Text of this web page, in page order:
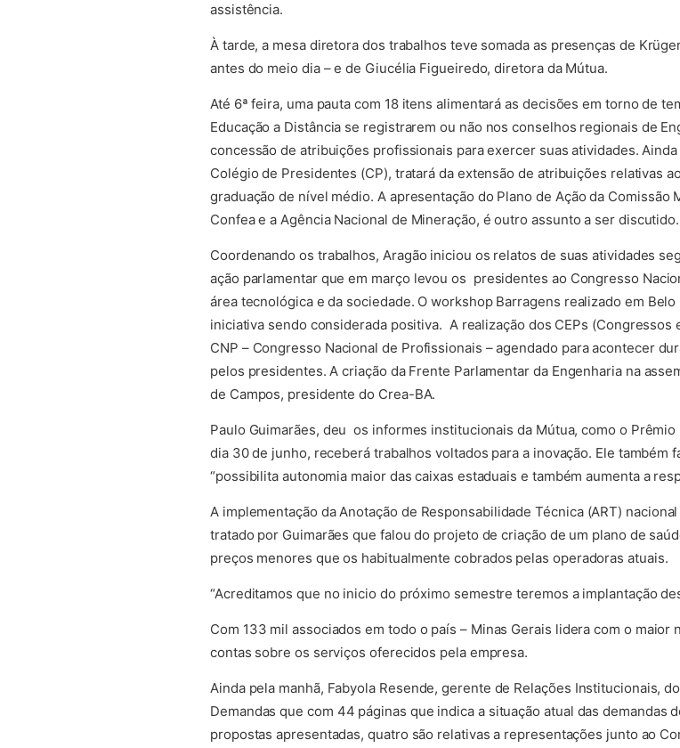
assistência.
À tarde, a mesa diretora dos trabalhos teve somada as presenças de
antes do meio dia – e de Giucélia Figueiredo, diretora da Mútua.
Até 6ª feira, uma pauta com 18 itens alimentará as decisões em torno de
Educação a Distância se registrarem ou não nos conselhos regionais de
concessão de atribuições profissionais para exercer suas atividades.
Colégio de Presidentes (CP), tratará da extensão de atribuições relativas
graduação de nível médio. A apresentação do Plano de Ação da
Confea e a Agência Nacional de Mineração, é outro assunto a ser discutido.
Coordenando os trabalhos, Aragão iniciou os relatos de suas atividades
ação parlamentar que em março levou os presidentes ao Congresso
área tecnológica e da sociedade. O workshop Barragens realizado em
iniciativa sendo considerada positiva. A realização dos CEPs (Congressos
CNP – Congresso Nacional de Profissionais – agendado para acontecer
pelos presidentes. A criação da Frente Parlamentar da Engenharia na
de Campos, presidente do Crea-BA.
Paulo Guimarães, deu os informes institucionais da Mútua, como o
dia 30 de junho, receberá trabalhos voltados para a inovação. Ele também
“possibilita autonomia maior das caixas estaduais e também aumenta a
A implementação da Anotação de Responsabilidade Técnica (ART)
tratado por Guimarães que falou do projeto de criação de um plano de
preços menores que os habitualmente cobrados pelas operadoras atuais.
“Acreditamos que no inicio do próximo semestre teremos a implantação
Com 133 mil associados em todo o país – Minas Gerais lidera com o
contas sobre os serviços oferecidos pela empresa.
Ainda pela manhã, Fabyola Resende, gerente de Relações Institucionais,
Demandas que com 44 páginas que indica a situação atual das demandas
propostas apresentadas, quatro são relativas a representações junto ao